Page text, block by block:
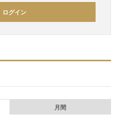
ログイン
月間